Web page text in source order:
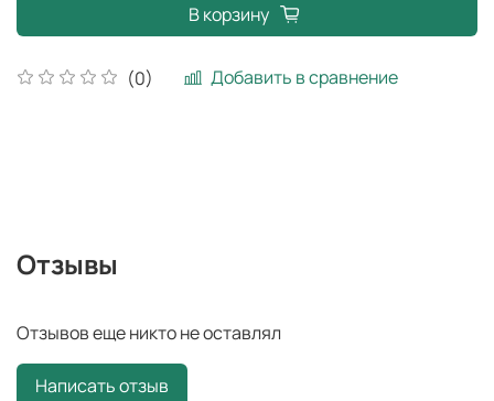
(0) Добавить в сравнение
В корзину
Отзывы
Отзывов еще никто не оставлял
Написать отзыв